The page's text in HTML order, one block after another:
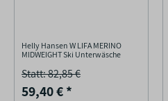
Helly Hansen W LIFA MERINO
MIDWEIGHT Ski Unterwäsche
Statt: 82,85 €
59,40 €*